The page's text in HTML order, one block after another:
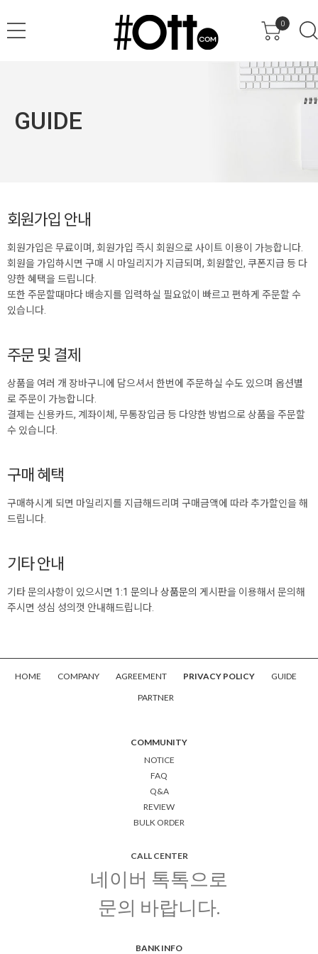
0
GUIDE
회원가입 안내
회원가입은 무료이며, 회원가입 즉시 회원으로 사이트 이용이 가능합니다.
회원을 가입하시면 구매 시 마일리지가 지급되며, 회원할인, 쿠폰지급 등 다
양한 혜택을 드립니다.
또한 주문할때마다 배송지를 입력하실 필요없이 빠르고 편하게 주문할 수
있습니다.
주문 및 결제
상품을 여러 개 장바구니에 담으셔서 한번에 주문하실 수도 있으며 옵션별
로 주문이 가능합니다.
결제는 신용카드, 계좌이체, 무통장입금 등 다양한 방법으로 상품을 주문할
수 있습니다.
구매 혜택
구매하시게 되면 마일리지를 지급해드리며 구매금액에 따라 추가할인을 해
드립니다.
기타 안내
기타 문의사항이 있으시면 1:1 문의 나상품문의 게시판을 이용해서 문의해
주시면 성심 성의껏 안내해드립니다.
HOME COMPANY AGREEMENT PRIVACY POLICY
GUIDE
PARTNER
COMMUNITY
NOTICE
FAQ
Q&A
REVIEW
BULK ORDER
CALL CENTER
네이버 톡톡으로
문의 바랍니다.
BANK INFO